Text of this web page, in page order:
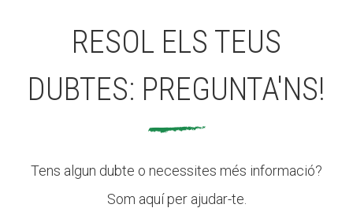
RESOL ELS TEUS
DUBTES: PREGUNTA'NS!
Tens algun dubte o necessites més informació?
Som aquí per ajudar-te.